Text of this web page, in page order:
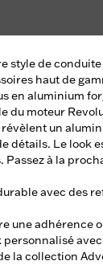
style de
haut de
en aluminium
du moteur
révèlent un
détails. Le look
Passez à la
avec des
une adhérence
personnalisé
la collection